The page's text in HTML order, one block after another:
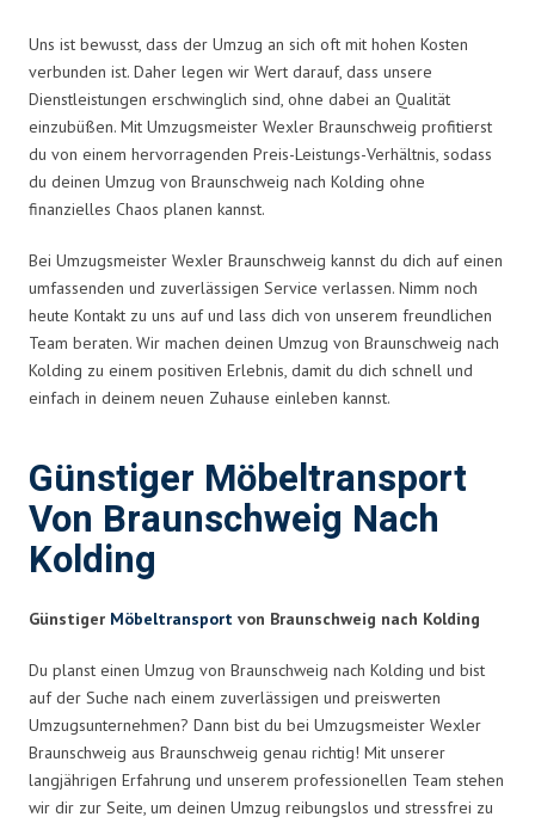
Uns ist bewusst, dass der Umzug an sich oft mit hohen Kosten
verbunden ist. Daher legen wir Wert darauf, dass unsere
Dienstleistungen erschwinglich sind, ohne dabei an Qualität
einzubüßen. Mit Umzugsmeister Wexler Braunschweig profitierst
du von einem hervorragenden Preis-Leistungs-Verhältnis, sodass
du deinen Umzug von Braunschweig nach Kolding ohne
finanzielles Chaos planen kannst.
Bei Umzugsmeister Wexler Braunschweig kannst du dich auf einen
umfassenden und zuverlässigen Service verlassen. Nimm noch
heute Kontakt zu uns auf und lass dich von unserem freundlichen
Team beraten. Wir machen deinen Umzug von Braunschweig nach
Kolding zu einem positiven Erlebnis, damit du dich schnell und
einfach in deinem neuen Zuhause einleben kannst.
Günstiger Möbeltransport
Von Braunschweig Nach
Kolding
Günstiger Möbeltransport von Braunschweig nach Kolding
Du planst einen Umzug von Braunschweig nach Kolding und bist
auf der Suche nach einem zuverlässigen und preiswerten
Umzugsunternehmen? Dann bist du bei Umzugsmeister Wexler
Braunschweig aus Braunschweig genau richtig! Mit unserer
langjährigen Erfahrung und unserem professionellen Team stehen
wir dir zur Seite, um deinen Umzug reibungslos und stressfrei zu